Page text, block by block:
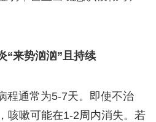
“来势汹汹”且持续
程通常为5-7天。即使不治
咳嗽可能在1-2周内消失。若